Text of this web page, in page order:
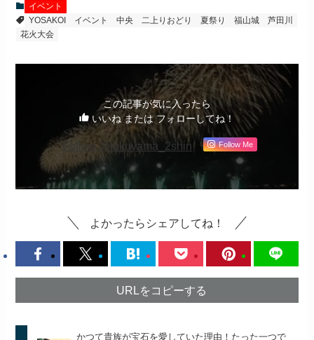
イベント
YOSAKOI
イベント 中央 二上りおどり 夏祭り 福山城
芦田川
花火大会
この記事が気に入ったら
いいね または フォローしてね！
Follow @fukuyama_2shin Follow Me
よかったらシェアしてね！
URLをコピーする
かつて貴族が宝石を愛していた理由！たった一つで